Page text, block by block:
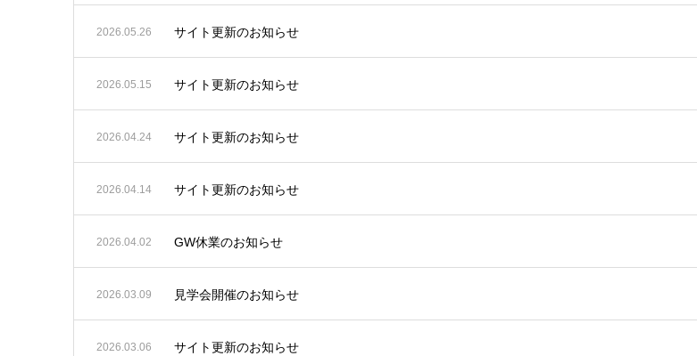
2026.05.26 サイト更新のお知らせ
2026.05.15 サイト更新のお知らせ
2026.04.24 サイト更新のお知らせ
2026.04.14 サイト更新のお知らせ
2026.04.02 GW休業のお知らせ
2026.03.09 見学会開催のお知らせ
2026.03.06 サイト更新のお知らせ